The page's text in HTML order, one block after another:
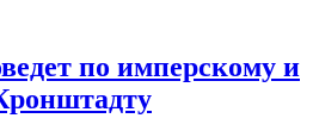
по имперскому и